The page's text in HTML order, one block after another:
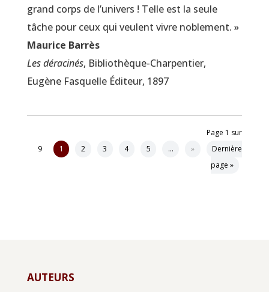
grand corps de l’u­ni­vers ! Telle est la seule
tâche pour ceux qui veulent vivre noblement. »
Mau­rice Barrès
Les déra­ci­nés, Biblio­thèque-Char­pen­tier,
Eugène Fas­quelle Édi­teur, 1897
Page 1 sur
9
1 2 3 4 5 … »
Dernière
page »
AUTEURS